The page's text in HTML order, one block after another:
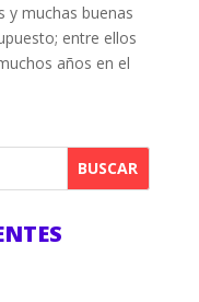
y muchas buenas
entre ellos
años en el
BUSCAR